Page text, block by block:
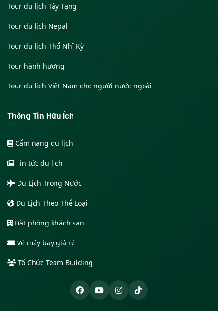
Tour du lịch Tây Tạng
Tour du lịch Nepal
Tour du lịch Thổ Nhĩ Kỳ
Tour hành hương
Tour du lịch Việt Nam cho người nước ngoài
Thông Tin Hữu Ích
Cẩm nang du lịch
Tin tức du lịch
Du Lịch Trong Nước
Du Lịch Theo Thể Loại
Đặt phòng khách sạn
Vé máy bay giá rẻ
Tổ Chức Team Building